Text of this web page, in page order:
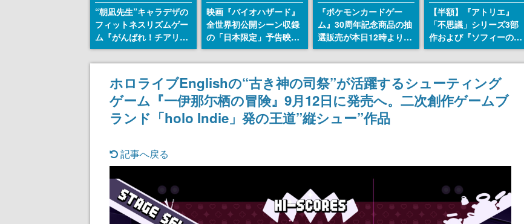
“朝凪先生”キャラデザの
フィットネスリズムゲー
ム『がんばれ！チアリズ
ム』Steamストアページ
が公開。キャラクターの
CVは陽向葵ゅかさん
映画『バイオハザード』
全世界初公開シーン収録
の「日本限定」予告映像
が解禁。バイオの日（8
月10日）にあわせて、
「ラクーンシティ総合病
院」へ行く配達人の姿が
披露
『ポケモンカードゲー
ム』30周年記念商品の抽
選販売が本日12時より開
始。拡張パック「30th
CELEBRATION」のボッ
クスに、「プレミアムデ
ッキセット エーフィ・ブ
ラッキー」
「FUTURISTIC BOX」の
計3商品
【半額】『アトリエ』
「不思議」シリーズ3部
作および『ソフィーのア
トリエ2』公式画集の
Kindle版が50%オフとな
るセールが開催中。各作
品の設定画や美麗なイラ
ストの数々をふんだんに
ホロライブEnglishの“古き神の司祭”が活躍するシューティング
ゲーム『一伊那尓栖の冒険』9月12日に発売へ。二次創作ゲームブ
ランド「holo Indie」発の王道”縦シュー”作品
記事へ戻る